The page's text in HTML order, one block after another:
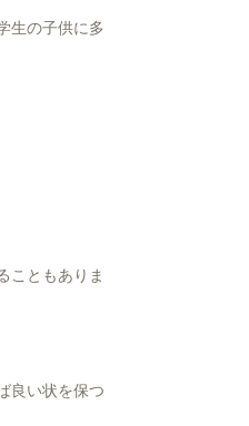
生の子供に多
こともありま
良い状を保つ